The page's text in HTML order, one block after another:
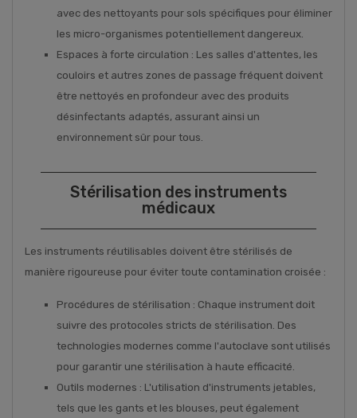
avec des nettoyants pour sols spécifiques pour éliminer
les micro-organismes potentiellement dangereux.
Espaces à forte circulation : Les salles d'attentes, les
couloirs et autres zones de passage fréquent doivent
être nettoyés en profondeur avec des produits
désinfectants adaptés, assurant ainsi un
environnement sûr pour tous.
Stérilisation des instruments
médicaux
Les instruments réutilisables doivent être stérilisés de
manière rigoureuse pour éviter toute contamination croisée :
Procédures de stérilisation : Chaque instrument doit
suivre des protocoles stricts de stérilisation. Des
technologies modernes comme l'autoclave sont utilisés
pour garantir une stérilisation à haute efficacité.
Outils modernes : L'utilisation d'instruments jetables,
tels que les gants et les blouses, peut également